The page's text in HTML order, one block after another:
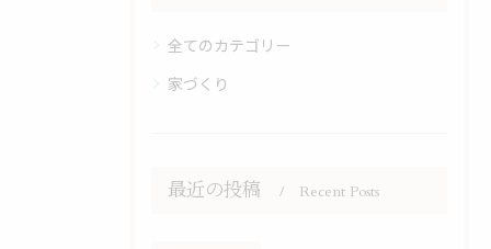
全てのカテゴリー
家づくり
最近の投稿 Recent Posts